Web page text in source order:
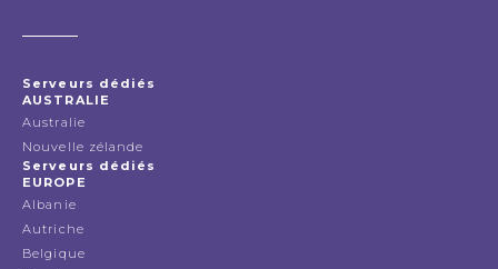
Serveurs dédiés
AUSTRALIE
Australie
Nouvelle zélande
Serveurs dédiés
EUROPE
Albanie
Autriche
Belgique